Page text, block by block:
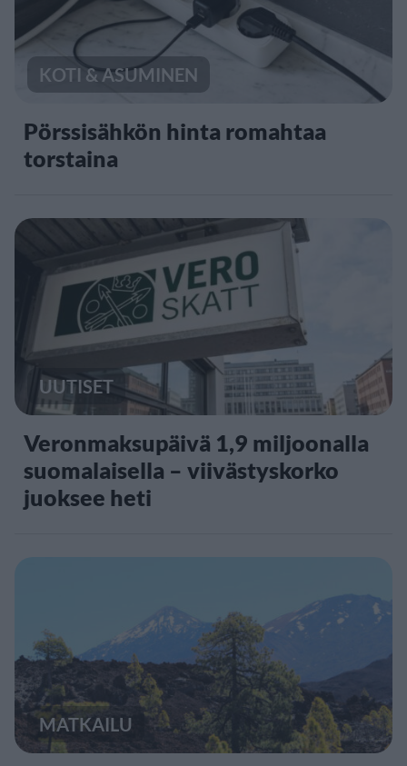
KOTI & ASUMINEN
Pörssisähkön hinta romahtaa
torstaina
UUTISET
Veronmaksupäivä 1,9 miljoonalla
suomalaisella – viivästyskorko
juoksee heti
MATKAILU